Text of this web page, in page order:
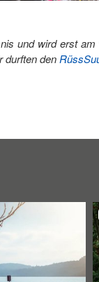
und wird erst
durften den